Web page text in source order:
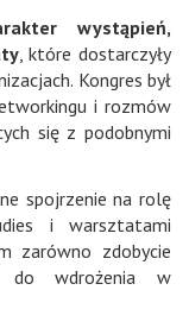
wystąpień,
, które dostarczyły
Kongres był
i rozmów
się z podobnymi
spojrzenie na rolę
i warsztatami
zarówno zdobycie
do wdrożenia w